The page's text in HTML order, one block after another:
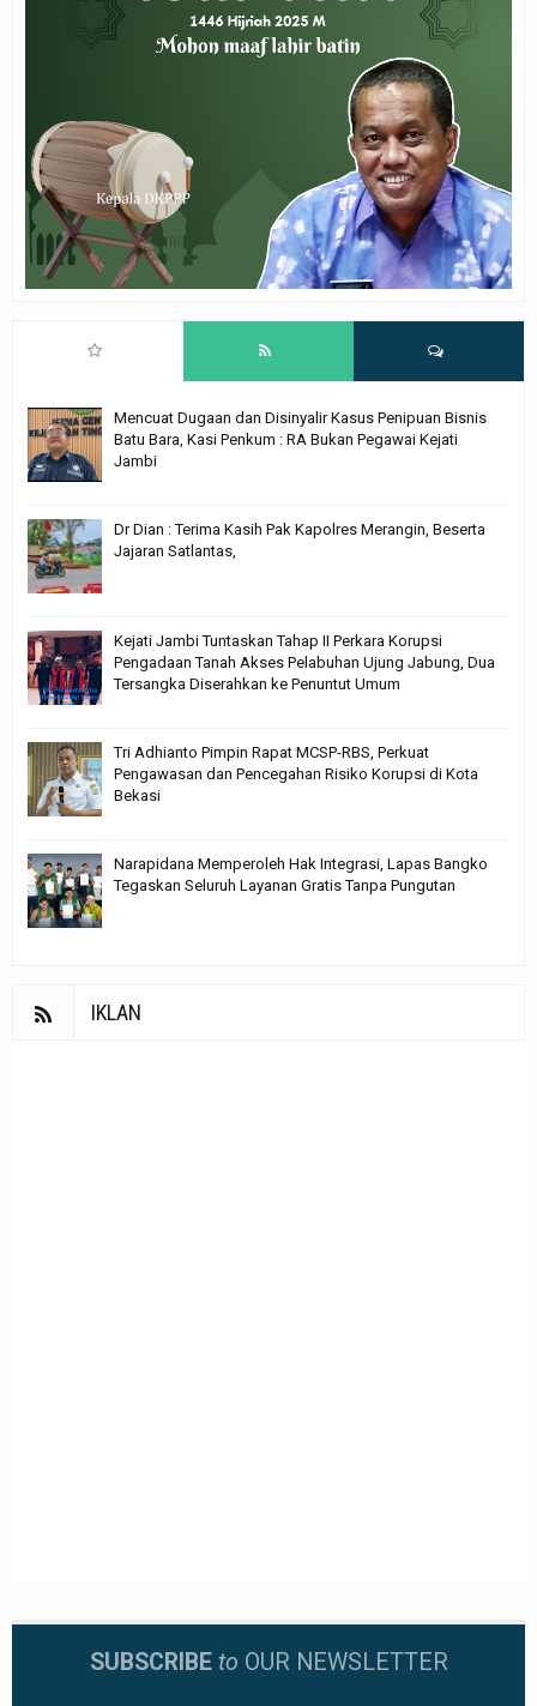
Mencuat Dugaan dan Disinyalir Kasus Penipuan Bisnis
Batu Bara, Kasi Penkum : RA Bukan Pegawai Kejati
Jambi
Dr Dian : Terima Kasih Pak Kapolres Merangin, Beserta
Jajaran Satlantas,
Kejati Jambi Tuntaskan Tahap II Perkara Korupsi
Pengadaan Tanah Akses Pelabuhan Ujung Jabung, Dua
Tersangka Diserahkan ke Penuntut Umum
Tri Adhianto Pimpin Rapat MCSP-RBS, Perkuat
Pengawasan dan Pencegahan Risiko Korupsi di Kota
Bekasi
Narapidana Memperoleh Hak Integrasi, Lapas Bangko
Tegaskan Seluruh Layanan Gratis Tanpa Pungutan
IKLAN
SUBSCRIBE to OUR NEWSLETTER